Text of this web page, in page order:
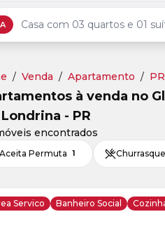
/ Venda / Apartamento / PR
à venda no
- PR
encontrados
Permuta 1
Servico Banheiro Social